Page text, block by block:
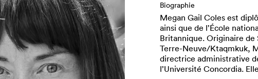
Biographie
Megan Gail Coles est
ainsi que de l’École
Britannique. Originaire de
Terre-Neuve/Ktaqmkuk,
directrice administrative
l’Université Concordia.